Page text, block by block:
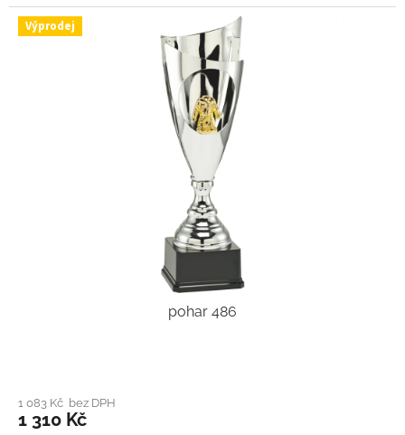
Výprodej
pohar 486
1 083 Kč bez DPH
1 310 Kč